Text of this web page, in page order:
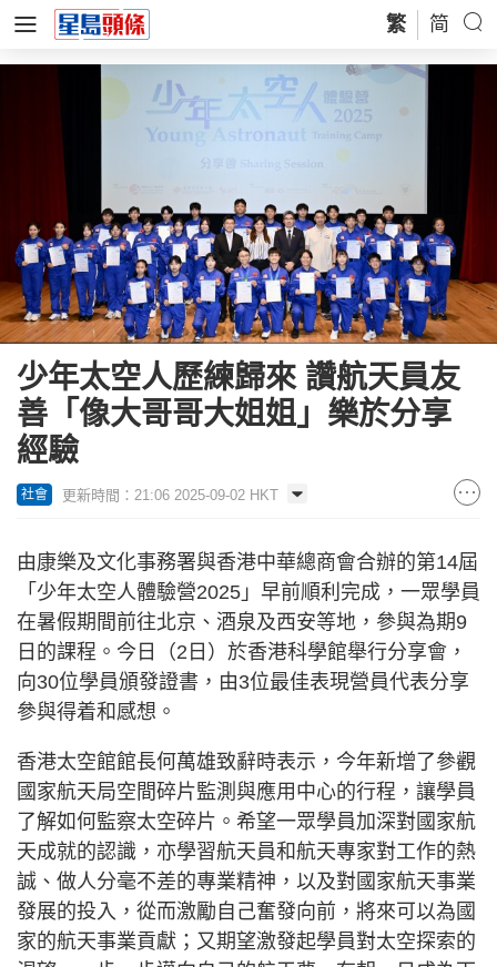
繁 简
少年太空人歷練歸來 讚航天員友
善「像大哥哥大姐姐」樂於分享
經驗
社會 更新時間：21:06 2025-09-02 HKT
由康樂及文化事務署與香港中華總商會合辦的第14屆
「少年太空人體驗營2025」早前順利完成，一眾學員
在暑假期間前往北京、酒泉及西安等地，參與為期9
日的課程。今日（2日）於香港科學館舉行分享會，
向30位學員頒發證書，由3位最佳表現營員代表分享
參與得着和感想。
香港太空館館長何萬雄致辭時表示，今年新增了參觀
國家航天局空間碎片監測與應用中心的行程，讓學員
了解如何監察太空碎片。希望一眾學員加深對國家航
天成就的認識，亦學習航天員和航天專家對工作的熱
誠、做人分毫不差的專業精神，以及對國家航天事業
發展的投入，從而激勵自己奮發向前，將來可以為國
家的航天事業貢獻；又期望激發起學員對太空探索的